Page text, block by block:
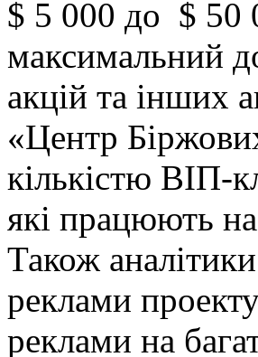
$ 5 000 до $ 50
максимальний
акцій та інших
«Центр
кількістю ВІП-
які працюють
Також
реклами
реклами на